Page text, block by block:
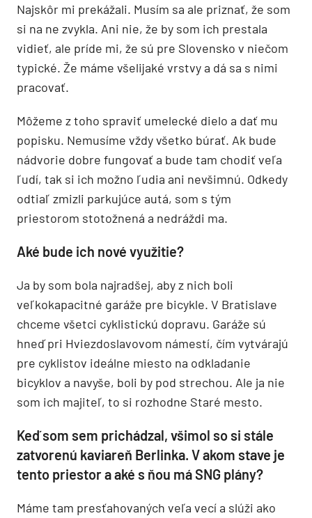
Najskôr mi prekážali. Musím sa ale priznať, že som
si na ne zvykla. Ani nie, že by som ich prestala
vidieť, ale príde mi, že sú pre Slovensko v niečom
typické. Že máme všelijaké vrstvy a dá sa s nimi
pracovať.
Môžeme z toho spraviť umelecké dielo a dať mu
popisku. Nemusíme vždy všetko búrať. Ak bude
nádvorie dobre fungovať a bude tam chodiť veľa
ľudí, tak si ich možno ľudia ani nevšimnú. Odkedy
odtiaľ zmizli parkujúce autá, som s tým
priestorom stotožnená a nedráždi ma.
Aké bude ich nové využitie?
Ja by som bola najradšej, aby z nich boli
veľkokapacitné garáže pre bicykle. V Bratislave
chceme všetci cyklistickú dopravu. Garáže sú
hneď pri Hviezdoslavovom námestí, čím vytvárajú
pre cyklistov ideálne miesto na odkladanie
bicyklov a navyše, boli by pod strechou. Ale ja nie
som ich majiteľ, to si rozhodne Staré mesto.
Keď som sem prichádzal, všimol so si stále
zatvorenú kaviareň Berlinka. V akom stave je
tento priestor a aké s ňou má SNG plány?
Máme tam presťahovaných veľa vecí a slúži ako